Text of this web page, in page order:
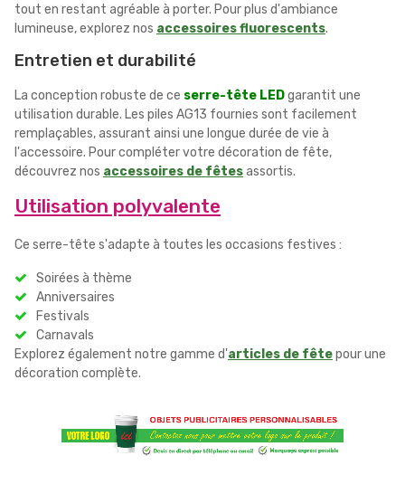
tout en restant agréable à porter. Pour plus d'ambiance
lumineuse, explorez nos accessoires fluorescents.
Entretien et durabilité
La conception robuste de ce serre-tête LEDgarantit une
utilisation durable. Les piles AG13 fournies sont facilement
remplaçables, assurant ainsi une longue durée de vie à
l'accessoire. Pour compléter votre décoration de fête,
découvrez nos accessoires de fêtesassortis.
Utilisation polyvalente
Ce serre-tête s'adapte à toutes les occasions festives :
Soirées à thème
Anniversaires
Festivals
Carnavals
Explorez également notre gamme d'articles de fêtepour une
décoration complète.